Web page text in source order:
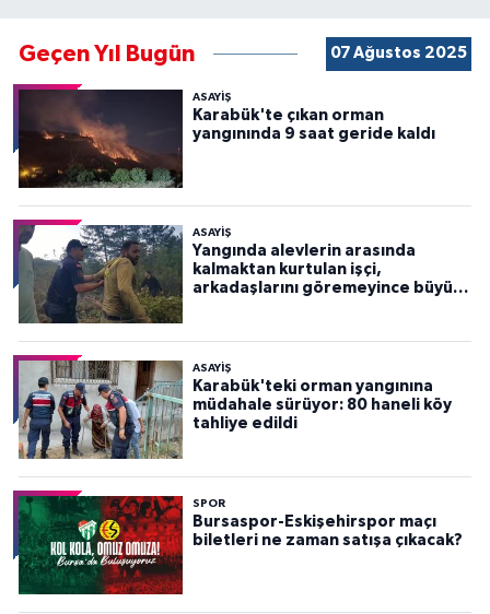
Geçen Yıl Bugün 07 Ağustos 2025
ASAYİŞ
Karabük'te çıkan orman
yangınında 9 saat geride kaldı
ASAYİŞ
Yangında alevlerin arasında
kalmaktan kurtulan işçi,
arkadaşlarını göremeyince büyük
ASAYİŞ
Karabük'teki orman yangınına
müdahale sürüyor: 80 haneli köy
tahliye edildi
SPOR
Bursaspor-Eskişehirspor maçı
biletleri ne zaman satışa çıkacak?